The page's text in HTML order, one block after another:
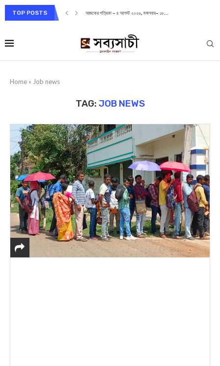
TOP POSTS আজকের পত্রিকা – ৪ আগস্ট ২০২৬, মঙ্গলবার– ১৮...
Home » Job news
TAG: JOB NEWS